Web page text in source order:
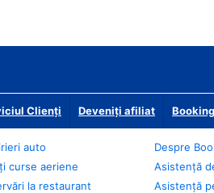
Clienți Deveniţi afiliat
auto
curse aeriene
la restaurant
Despre
Asistență
Asistență